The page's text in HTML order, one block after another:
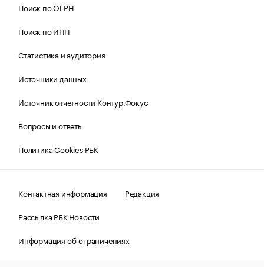
Поиск по ОГРН
Поиск по ИНН
Статистика и аудитория
Источники данных
Источник отчетности Контур.Фокус
Вопросы и ответы
Политика Cookies РБК
Контактная информация
Редакция
Рассылка РБК Новости
Информация об ограничениях
Правовая информация
О соблюдении авторских прав